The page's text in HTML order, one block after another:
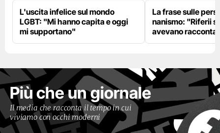
L'uscita infelice sul mondo
LGBT: "Mi hanno capita e oggi
mi supportano"
La frase sulle
nanismo: "Riferii
avevano
Più che un giornale
Il media che racconta il tempo in cui
viviamo con occhi moderni